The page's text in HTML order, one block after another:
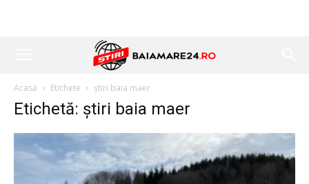
Acasă Etichete știri baia maer
Etichetă: știri baia maer